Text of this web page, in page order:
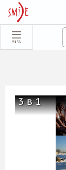
Для неё
набор
Для двоих
Экстрим
3 в 1